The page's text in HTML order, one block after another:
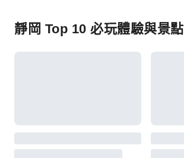
靜岡 Top 10 必玩體驗與景點